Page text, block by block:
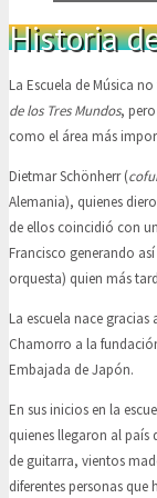
Historia
La Escuela de Música
de los Tres Mundos,
como el área más
Dietmar Schönherr (
Alemania), quienes
de ellos coincidió con
Francisco generando
orquesta) quien más
La escuela nace
Chamorro a la
Embajada de Japón.
En sus inicios en la
quienes llegaron al país
de guitarra, vientos
diferentes personas que